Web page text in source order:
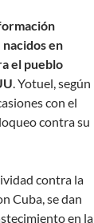
en
el pueblo
. Yotuel, según
con el
contra su
contra la
Cuba, se dan
en la